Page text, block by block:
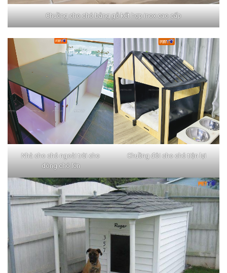
Chuồng cho chó bằng gỗ kết hợp inox cao cấp
Nhà cho chó ngoài trời cho
dòng chó lớn
Chuồng đôi cho chó tiện lợi